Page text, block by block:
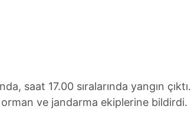
saat 17.00 sıralarında yangın çıktı.
ve jandarma ekiplerine bildirdi.